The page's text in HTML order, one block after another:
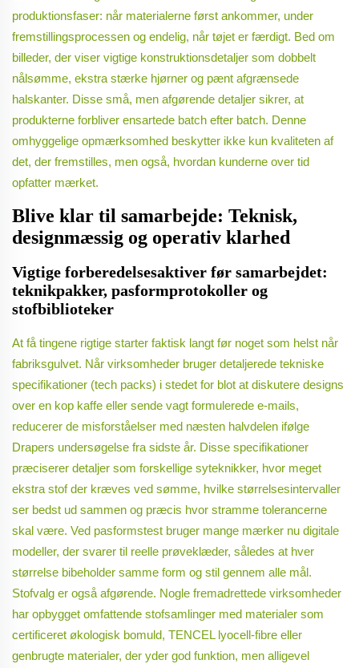
produktionsfaser: når materialerne først ankommer, under
fremstillingsprocessen og endelig, når tøjet er færdigt. Bed om
billeder, der viser vigtige konstruktionsdetaljer som dobbelt
nålsømme, ekstra stærke hjørner og pænt afgrænsede
halskanter. Disse små, men afgørende detaljer sikrer, at
produkterne forbliver ensartede batch efter batch. Denne
omhyggelige opmærksomhed beskytter ikke kun kvaliteten af
det, der fremstilles, men også, hvordan kunderne over tid
opfatter mærket.
Blive klar til samarbejde: Teknisk,
designmæssig og operativ klarhed
Vigtige forberedelsesaktiver før samarbejdet:
teknikpakker, pasformprotokoller og
stofbiblioteker
At få tingene rigtige starter faktisk langt før noget som helst når
fabriksgulvet. Når virksomheder bruger detaljerede tekniske
specifikationer (tech packs) i stedet for blot at diskutere designs
over en kop kaffe eller sende vagt formulerede e-mails,
reducerer de misforståelser med næsten halvdelen ifølge
Drapers undersøgelse fra sidste år. Disse specifikationer
præciserer detaljer som forskellige syteknikker, hvor meget
ekstra stof der kræves ved sømme, hvilke størrelsesintervaller
ser bedst ud sammen og præcis hvor stramme tolerancerne
skal være. Ved pasformstest bruger mange mærker nu digitale
modeller, der svarer til reelle prøveklæder, således at hver
størrelse bibeholder samme form og stil gennem alle mål.
Stofvalg er også afgørende. Nogle fremadrettede virksomheder
har opbygget omfattende stofsamlinger med materialer som
certificeret økologisk bomuld, TENCEL lyocell-fibre eller
genbrugte materialer, der yder god funktion, men alligevel